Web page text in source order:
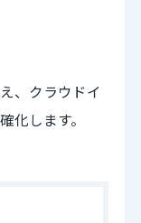
、クラウドイ
化します。